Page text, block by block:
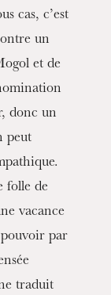
cas, c’est
un
et de
donc un
peut
folle de
vacance
par
traduit